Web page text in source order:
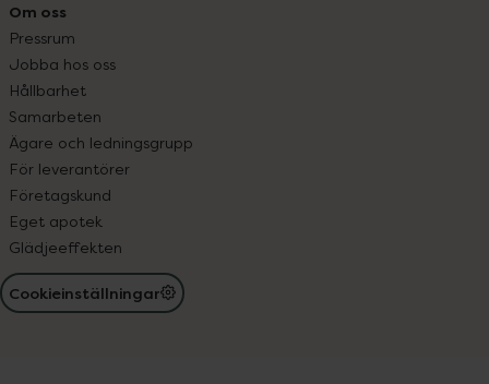
Om oss
Pressrum
Jobba hos oss
Hållbarhet
Samarbeten
Ägare och ledningsgrupp
För leverantörer
Företagskund
Eget apotek
Glädjeeffekten
Cookieinställningar